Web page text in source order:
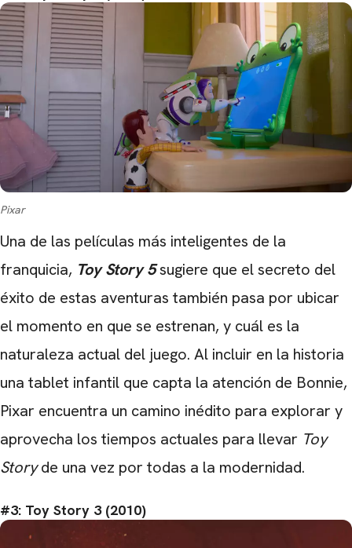
Pixar
Una de las películas más inteligentes de la
franquicia, Toy Story 5sugiere que el secreto del
éxito de estas aventuras también pasa por ubicar
el momento en que se estrenan, y cuál es la
naturaleza actual del juego. Al incluir en la historia
una tablet infantil que capta la atención de Bonnie,
Pixar encuentra un camino inédito para explorar y
aprovecha los tiempos actuales para llevar Toy
Storyde una vez por todas a la modernidad.
#3: Toy Story 3 (2010)